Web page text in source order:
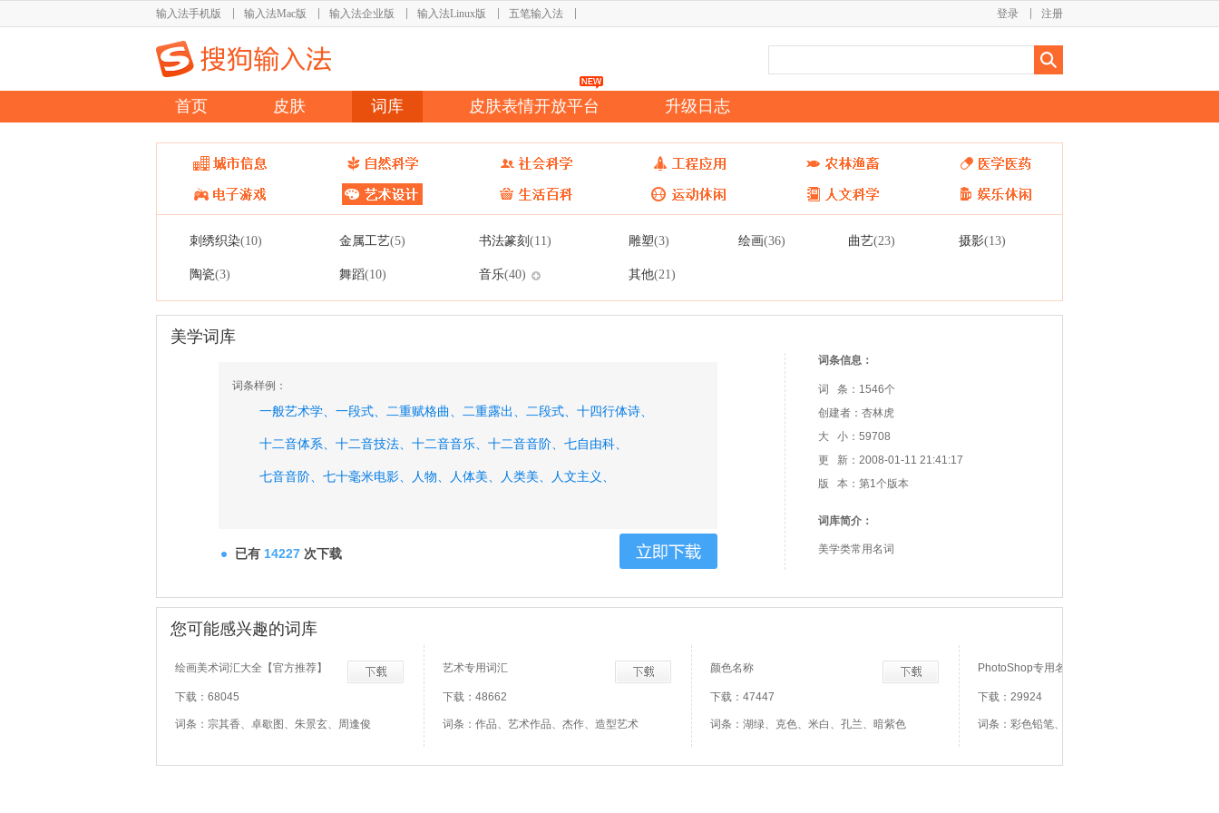
输入法手机版 输入法Mac版 输入法企业版 输入法Linux版 五笔输入法 注册
登录
首页 皮肤 词库 皮肤表情开放平台 升级日志
刺绣织染(10) 金属工艺(5) 书法篆刻 (11) 雕塑(3) 绘画(36) 曲艺(23) 摄影(13)
陶瓷(3) 舞蹈(10) 音乐(40) 其他(21)
美学词库
词条样例：
一般艺术学、 一段式、 二重赋格曲、 二重露出、 二段式、 十四行体诗、
十二音体系、 十二音技法、 十二音音乐、 十二音音阶、 七自由科、
七音音阶、 七十毫米电影、 人物、 人体美、 人类美、 人文主义、
已有 14227 次下载
词条信息：
词 条：1546个
创建者：杏林虎
大 小：59708
更 新：2008-01-11 21:41:17
版 本：第1个版本
词库简介：
美学类常用名词
您可能感兴趣的词库
绘画美术词汇大全【官方推荐】
下载：68045
词条：宗其香、卓歇图、朱景玄、周逢俊
艺术专用词汇
下载：48662
词条：作品、艺术作品、杰作、造型艺术
颜色名称
下载：47447
词条：湖绿、克色、米白、孔兰、暗紫色
PhotoShop专用名词
下载：29924
词条：彩色铅笔、铅笔宽度、笔痕压力